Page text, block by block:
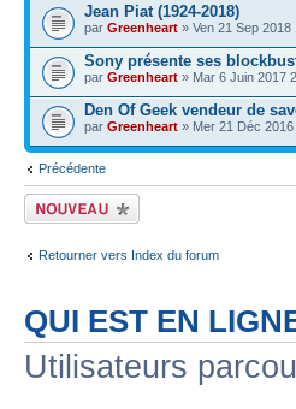
Jean Piat (1924-2018)
par Greenheart » Ven 21 Sep 2018
Sony présente ses
par Greenheart » Mar 6 Juin 2017
Den Of Geek vendeur de
par Greenheart » Mer 21 Déc 2016
Précédente
Écrire un nouveau
sujet
Retourner vers Index du forum
QUI EST EN
Utilisateurs